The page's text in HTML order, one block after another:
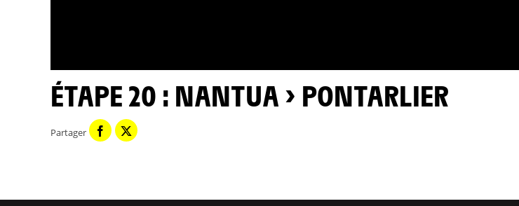
ÉTAPE 20 : NANTUA > PONTARLIER
Partager